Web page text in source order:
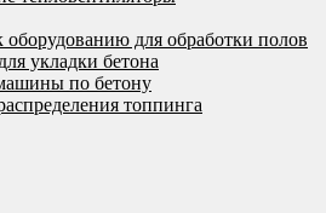
оборудованию для обработки полов
укладки бетона
по бетону
топпинга